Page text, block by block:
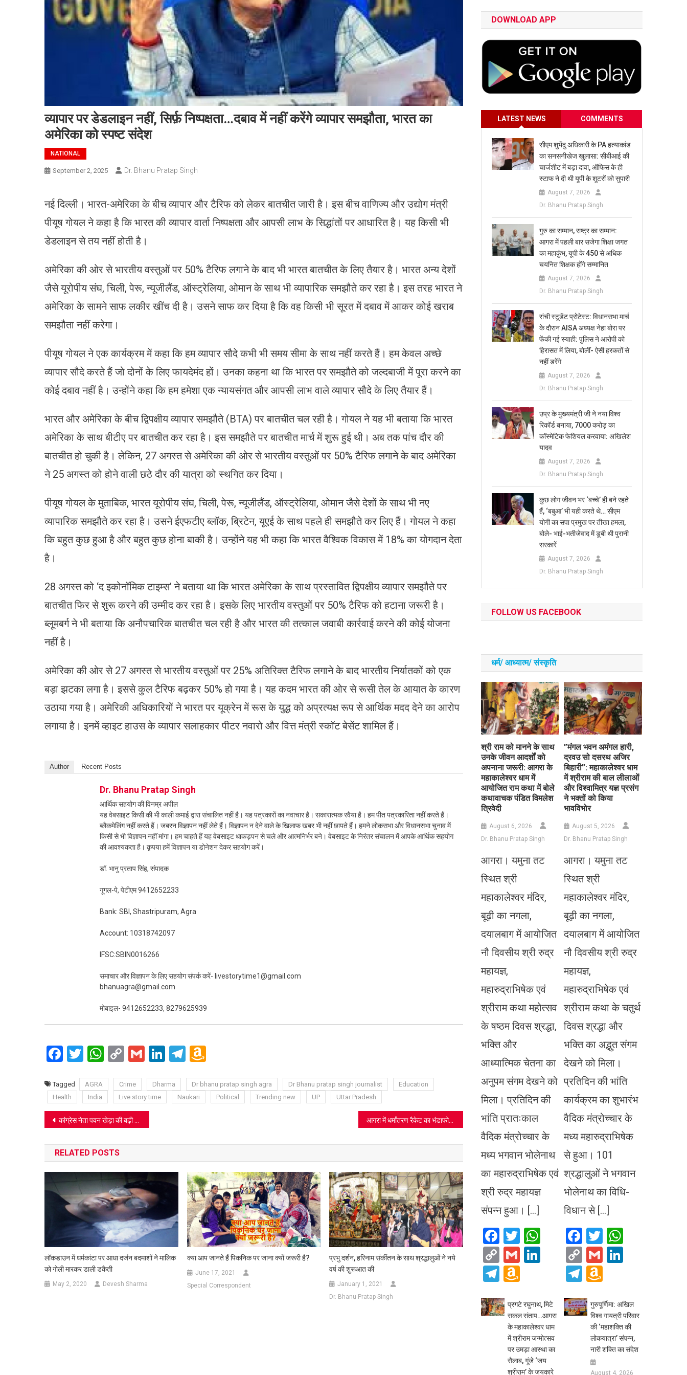
व्यापार पर डेडलाइन नहीं, सिर्फ़ निष्पक्षता…दबाव में नहीं करेंगे व्यापार समझौता, भारत का
अमेरिका को स्पष्ट संदेश
NATIONAL
September 2, 2025 Dr. Bhanu Pratap Singh
नई दिल्‍ली। भारत-अमेरिका के बीच व्यापार और टैरिफ को लेकर बातचीत जारी है। इस बीच वाणिज्य और उद्योग मंत्री
पीयूष गोयल ने कहा है कि भारत की व्यापार वार्ता निष्पक्षता और आपसी लाभ के सिद्धांतों पर आधारित है। यह किसी भी
डेडलाइन से तय नहीं होती है।
अमेरिका की ओर से भारतीय वस्तुओं पर 50% टैरिफ लगाने के बाद भी भारत बातचीत के लिए तैयार है। भारत अन्य देशों
जैसे यूरोपीय संघ, चिली, पेरू, न्यूजीलैंड, ऑस्ट्रेलिया, ओमान के साथ भी व्यापारिक समझौते कर रहा है। इस तरह भारत ने
अमेर‍िका के सामने साफ लकीर खींच दी है। उसने साफ कर द‍िया है क‍ि वह क‍िसी भी सूरत में दबाव में आकर कोई खराब
समझौता नहीं करेगा।
पीयूष गोयल ने एक कार्यक्रम में कहा कि हम व्यापार सौदे कभी भी समय सीमा के साथ नहीं करते हैं। हम केवल अच्छे
व्यापार सौदे करते हैं जो दोनों के लिए फायदेमंद हों। उनका कहना था कि भारत पर समझौते को जल्दबाजी में पूरा करने का
कोई दबाव नहीं है। उन्होंने कहा कि हम हमेशा एक न्यायसंगत और आपसी लाभ वाले व्यापार सौदे के लिए तैयार हैं।
भारत और अमेरिका के बीच द्विपक्षीय व्यापार समझौते (BTA) पर बातचीत चल रही है। गोयल ने यह भी बताया कि भारत
अमेरिका के साथ बीटीए पर बातचीत कर रहा है। इस समझौते पर बातचीत मार्च में शुरू हुई थी। अब तक पांच दौर की
बातचीत हो चुकी है। लेकिन, 27 अगस्त से अमेरिका की ओर से भारतीय वस्तुओं पर 50% टैरिफ लगाने के बाद अमेरिका
ने 25 अगस्त को होने वाली छठे दौर की यात्रा को स्थगित कर दिया।
पीयूष गोयल के मुताबिक, भारत यूरोपीय संघ, चिली, पेरू, न्यूजीलैंड, ऑस्ट्रेलिया, ओमान जैसे देशों के साथ भी नए
व्यापारिक समझौते कर रहा है। उसने ईएफटीए ब्लॉक, ब्रिटेन, यूएई के साथ पहले ही समझौते कर लिए हैं। गोयल ने कहा
कि बहुत कुछ हुआ है और बहुत कुछ होना बाकी है। उन्होंने यह भी कहा कि भारत वैश्विक विकास में 18% का योगदान देता
है।
28 अगस्त को ‘द इकोनॉमिक टाइम्स’ ने बताया था कि भारत अमेरिका के साथ प्रस्तावित द्विपक्षीय व्यापार समझौते पर
बातचीत फिर से शुरू करने की उम्मीद कर रहा है। इसके लिए भारतीय वस्तुओं पर 50% टैरिफ को हटाना जरूरी है।
ब्लूमबर्ग ने भी बताया कि अनौपचारिक बातचीत चल रही है और भारत की तत्काल जवाबी कार्रवाई करने की कोई योजना
नहीं है।
अमेरिका की ओर से 27 अगस्त से भारतीय वस्तुओं पर 25% अतिरिक्त टैरिफ लगाने के बाद भारतीय निर्यातकों को एक
बड़ा झटका लगा है। इससे कुल टैरिफ बढ़कर 50% हो गया है। यह कदम भारत की ओर से रूसी तेल के आयात के कारण
उठाया गया है। अमेरिकी अधिकारियों ने भारत पर यूक्रेन में रूस के युद्ध को अप्रत्यक्ष रूप से आर्थिक मदद देने का आरोप
लगाया है। इनमें व्हाइट हाउस के व्यापार सलाहकार पीटर नवारो और वित्त मंत्री स्कॉट बेसेंट शामिल हैं।
Author Recent Posts
Dr. Bhanu Pratap Singh
आर्थिक सहयोग की विनम्र अपील
यह वेबसाइट किसी की भी काली कमाई द्वारा संचालित नहीं है। यह पत्रकारों का नवाचार है। सकारात्मक रवैया है। हम पीत पत्रकारिता नहीं करते हैं।
ब्लैकमेलिंग नहीं करते हैं। जबरन विज्ञापन नहीं लेते हैं। विज्ञापन न देने वाले के खिलाफ खबर भी नहीं छापते हैं। हमने लोकसभा और विधानसभा चुनाव में
किसी से भी विज्ञापन नहीं मांगा। हम चाहते हैं यह वेबसाइट धाकड़पन से चले और आत्मनिर्भर बने। वेबसाइट के निरंतर संचालन में आपके आर्थिक सहयोग
की आवश्यकता है। कृपया हमें विज्ञापन या डोनेशन देकर सहयोग करें।
डॉ. भानु प्रताप सिंह, संपादक
गूगल-पे, पेटीएम 9412652233
Bank: SBI, Shastripuram, Agra
Account: 10318742097
IFSC:SBIN0016266
समाचार और विज्ञापन के लिए सहयोग संपर्क करें- livestorytime1@gmail.com
bhanuagra@gmail.com
मोबाइल- 9412652233, 8279625939
Facebook
Twitter
WhatsApp
CopyGmailLinkedIn
Telegram
List
Tagged AGRA Crime Dharma Dr bhanu pratap singh agra Dr Bhanu pratap singh journalist
Education
Health
India Live story time Naukari Political Trending new UP Uttar Pradesh
Post
navigation
कांग्रेस नेता पवन खेड़ा की बढ़ी मुश्किलें, चुनाव आयोग ने दो इपिक नंबरों के मामले में जारी किया नोटिस आगरा में धर्मांतरण रैकेट का भंडाफोड़, मांस-खून और चमत्कार के नाम पर फंसाते थे लोगों को
RELATED POSTS
लॉकडाउन में धर्मकांटा पर आधा दर्जन बदमाशों ने मालिक
को गोली मारकर डाली डकैती
May 2, 2020 Devesh Sharma
क्या आप जानते हैं पिकनिक पर जाना क्यों जरूरी है?
June 17, 2021
Special Correspondent
प्रभु दर्शन, हरिनाम संर्कीतन के साथ श्रद्धालुओं ने नये
वर्ष की शुरूआत की
January 1, 2021
Dr. Bhanu Pratap Singh
DOWNLOAD APP
LATEST NEWS COMMENTS
सीएम शुभेंदु अधिकारी के PA हत्याकांड
का सनसनीखेज खुलासा: सीबीआई की
चार्जशीट में बड़ा दावा, ऑफिस के ही
स्टाफ ने दी थी यूपी के शूटरों को सुपारी
August 7, 2026
Dr. Bhanu Pratap Singh
​गुरु का सम्मान, राष्ट्र का सम्मान:
आगरा में पहली बार सजेगा शिक्षा जगत
का महाकुंभ, यूपी के 450 से अधिक
चयनित शिक्षक होंगे सम्मानित
August 7, 2026
Dr. Bhanu Pratap Singh
रांची स्टूडेंट प्रोटेस्ट: विधानसभा मार्च
के दौरान AISA अध्यक्ष नेहा बोरा पर
फेंकी गई स्याही: पुलिस ने आरोपी को
हिरासत में लिया, बोलीं- ऐसी हरकतों से
नहीं डरेंगे
August 7, 2026
Dr. Bhanu Pratap Singh
उप्र के मुख्यमंत्री जी ने नया विश्व
रिकॉर्ड बनाया, 7000 करोड़ का
कॉस्मेटिक फेशियल करवाया: अखिलेश
यादव
August 7, 2026
Dr. Bhanu Pratap Singh
कुछ लोग जीवन भर ‘बच्चे’ ही बने रहते
हैं, ‘बबुआ’ भी यही करते थे… सीएम
योगी का सपा प्रमुख पर तीखा हमला,
बोले- भाई-भतीजेवाद में डूबी थी पुरानी
सरकारें
August 7, 2026
Dr. Bhanu Pratap Singh
FOLLOW US FACEBOOK
धर्म/ आध्‍यात्‍म/ संस्‍कृति
​श्री राम को मानने के साथ
उनके जीवन आदर्शों को
अपनाना जरूरी: आगरा के
महाकालेश्वर धाम में
आयोजित राम कथा में बोले
कथावाचक पंडित विमलेश
त्रिवेदी
August 6, 2026
Dr. Bhanu Pratap Singh
आगरा। यमुना तट
स्थित श्री
महाकालेश्वर मंदिर,
बूढ़ी का नगला,
दयालबाग में आयोजित
नौ दिवसीय श्री रुद्र
महायज्ञ,
महारुद्राभिषेक एवं
श्रीराम कथा महोत्सव
के षष्ठम दिवस श्रद्धा,
भक्ति और
आध्यात्मिक चेतना का
अनुपम संगम देखने को
मिला। प्रतिदिन की
भांति प्रातःकाल
वैदिक मंत्रोच्चार के
मध्य भगवान भोलेनाथ
का महारुद्राभिषेक एवं
श्री रुद्र महायज्ञ
संपन्न हुआ। […]
Facebook
TwitterWhatsApp
Copy
Link
GmailLinkedIn
Telegram
Amazon
List
​”मंगल भवन अमंगल हारी,
द्रवउ सो दसरथ अजिर
बिहारी”: महाकालेश्वर धाम
में श्रीराम की बाल लीलाओं
और विश्वामित्र यज्ञ प्रसंग
ने भक्तों को किया
भावविभोर
August 5, 2026
Dr. Bhanu Pratap Singh
आगरा। यमुना तट
स्थित श्री
महाकालेश्वर मंदिर,
बूढ़ी का नगला,
दयालबाग में आयोजित
नौ दिवसीय श्री रुद्र
महायज्ञ,
महारुद्राभिषेक एवं
श्रीराम कथा के चतुर्थ
दिवस श्रद्धा और
भक्ति का अद्भुत संगम
देखने को मिला।
प्रतिदिन की भांति
कार्यक्रम का शुभारंभ
वैदिक मंत्रोच्चार के
मध्य महारुद्राभिषेक
से हुआ। 101
श्रद्धालुओं ने भगवान
भोलेनाथ का विधि-
विधान से […]
Facebook
Twitter
Copy
Link
Gmail
Telegram
List
प्रगटे रघुनाथ, मिटे
सकल संताप…आगरा
के महाकालेश्वर धाम
में श्रीराम जन्मोत्सव
पर उमड़ा आस्था का
सैलाब, गूंजे ‘जय
श्रीराम’ के जयकारे
गुरुपूर्णिमा: अखिल
विश्व गायत्री परिवार
की ‘महाशक्ति की
लोकयात्रा’ संपन्न,
नारी शक्ति का संदेश
August 4, 2026